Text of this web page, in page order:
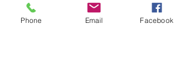
Phone Email Facebook